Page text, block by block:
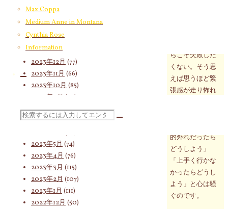
Max Coppa
Medium Anne in Montana
Cynthia Rose
Information
検
索
らこそ失敗した
くない。そう思
えば思うほど緊
張感が走り怖れ
的外れだったら
どうしよう」
「上手く行かな
かったらどうし
よう」と心は騒
ぐのです。
2024年4月
2024年3月(70)
2024年2月(55)
2024年1月
2023年12月 (77)
2023年11月 (66)
2023年10月 (85)
2023年9月 (59)
2023年8月(91)
2023年7月(89)
2023年5月 (74)
2023年4月 (76)
2023年3月 (115)
2023年2月 (107)
2023年1月 (111)
2022年12月 (50)